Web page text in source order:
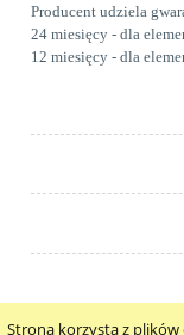
Strona korzysta z plików
Producent udziela
24 miesięcy - dla
12 miesięcy - dla